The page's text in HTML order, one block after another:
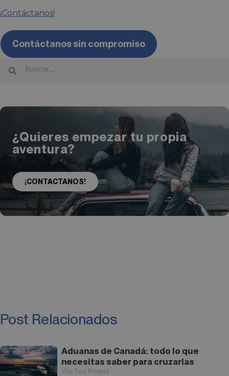
¡Contáctanos!
Contáctanos sin compromiso
¿Quieres empezar tu propia
aventura?
¡CONTACTANOS!
Post Relacionados
Aduanas de Canadá: todo lo que
necesitas saber para cruzarlas
You Too Project